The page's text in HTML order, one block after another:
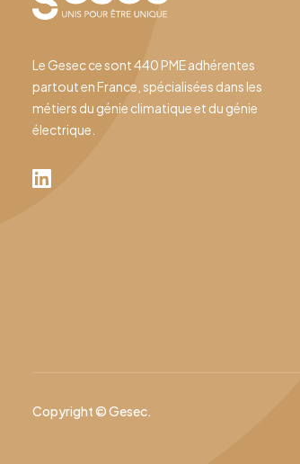
Le Gesec ce sont 440 PME adhérentes
partout en France, spécialisées dans les
métiers du génie climatique et du génie
électrique.
Copyright © Gesec.